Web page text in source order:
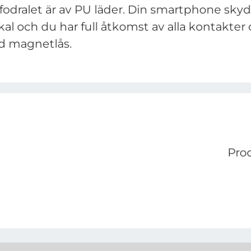
är av PU läder. Din smartphone
och du har full åtkomst av alla kontakter
magnetlås.